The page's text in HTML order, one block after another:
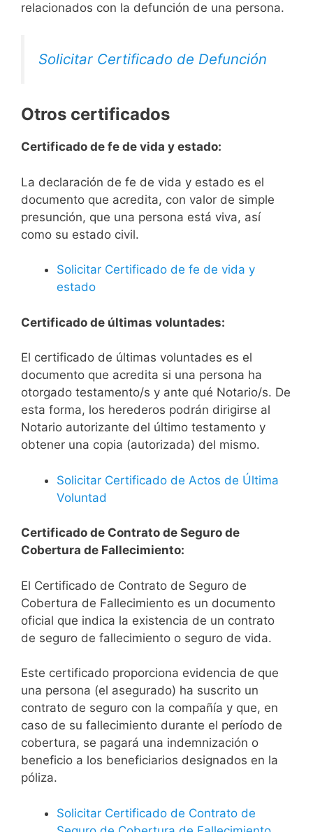
relacionados con la defunción de una persona.
Solicitar Certificado de Defunción
Otros certificados
Certificado de fe de vida y estado:
La declaración de fe de vida y estado es el
documento que acredita, con valor de simple
presunción, que una persona está viva, así
como su estado civil.
Solicitar Certificado de fe de vida y
estado
Certificado de últimas voluntades:
El certificado de últimas voluntades es el
documento que acredita si una persona ha
otorgado testamento/s y ante qué Notario/s. De
esta forma, los herederos podrán dirigirse al
Notario autorizante del último testamento y
obtener una copia (autorizada) del mismo.
Solicitar Certificado de Actos de Última
Voluntad
Certificado de Contrato de Seguro de
Cobertura de Fallecimiento:
El Certificado de Contrato de Seguro de
Cobertura de Fallecimiento es un documento
oficial que indica la existencia de un contrato
de seguro de fallecimiento o seguro de vida.
Este certificado proporciona evidencia de que
una persona (el asegurado) ha suscrito un
contrato de seguro con la compañía y que, en
caso de su fallecimiento durante el período de
cobertura, se pagará una indemnización o
beneficio a los beneficiarios designados en la
póliza.
Solicitar Certificado de Contrato de